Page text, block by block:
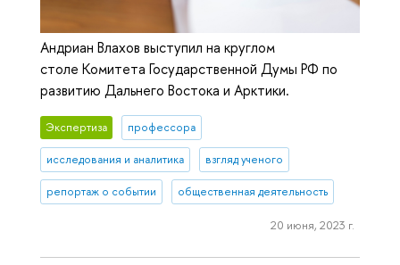
Андриан Влахов выступил на круглом
столе Комитета Государственной Думы РФ по
развитию Дальнего Востока и Арктики.
Экспертиза профессора
исследования и аналитика взгляд ученого
репортаж о событии общественная деятельность
20 июня, 2023 г.